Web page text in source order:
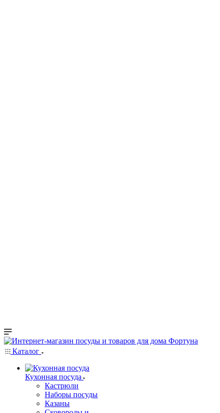
Каталог
Кухонная посуда
Кастрюли
Наборы посуды
Казаны